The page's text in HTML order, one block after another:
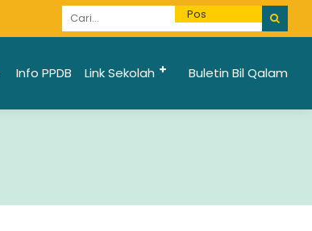
Informasi Penerimaan Santri Baru 2025/2026
Info PPDB Link Sekolah Buletin Bil Qalam